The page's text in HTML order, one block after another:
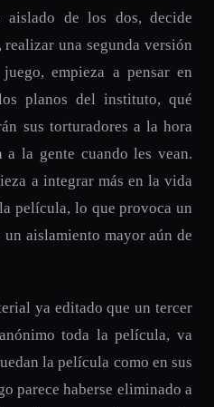
aislado de los dos, decide
una segunda versión
empieza a pensar en
planos del instituto, qué
sus torturadores a la hora
la gente cuando les vean.
a integrar más en la vida
película, lo que provoca un
aislamiento mayor aún de
ya editado que un tercer
toda la película, va
la película como en sus
parece haberse eliminado a